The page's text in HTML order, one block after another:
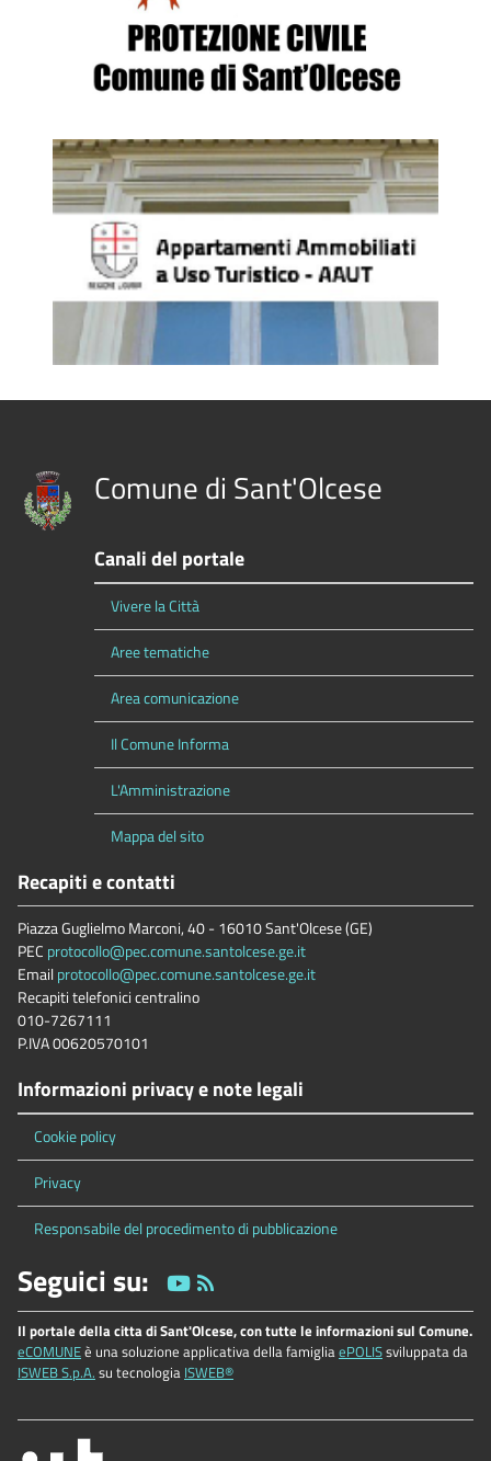
Comune di Sant'Olcese
Canali del portale
Vivere la Città
Aree tematiche
Area comunicazione
Il Comune Informa
L'Amministrazione
Mappa del sito
Recapiti e contatti
Piazza Guglielmo Marconi, 40 - 16010 Sant'Olcese (GE)
PEC protocollo@pec.comune.santolcese.ge.it
Emailprotocollo@pec.comune.santolcese.ge.it
Recapiti telefonici centralino
010-7267111
P.IVA 00620570101
Informazioni privacy e note legali
Cookie policy
Privacy
Responsabile del procedimento di pubblicazione
Seguici su:
Il portale della citta di Sant'Olcese, con tutte le informazioni sul Comune.
eCOMUNEè una soluzione applicativa della famigliaePOLISsviluppata da
ISWEB S.p.A. su tecnologia ISWEB®